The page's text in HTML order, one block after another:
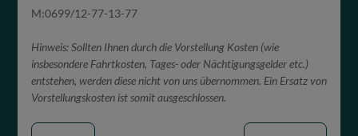
M:0699/12-77-13-77
Hinweis: Sollten Ihnen durch die Vorstellung Kosten (wie
insbesondere Fahrtkosten, Tages- oder Nächtigungsgelder etc.)
entstehen, werden diese nicht von uns übernommen. Ein Ersatz von
Vorstellungskosten ist somit ausgeschlossen.